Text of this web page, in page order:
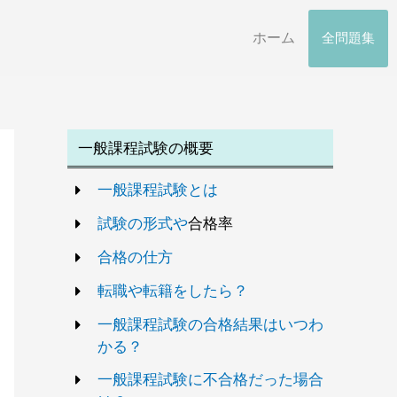
ホーム 全問題集
一般課程試験の概要
一般課程試験とは
試験の形式や合格率
合格の仕方
転職や転籍をしたら？
一般課程試験の合格結果はいつわ
かる？
一般課程試験に不合格だった場合